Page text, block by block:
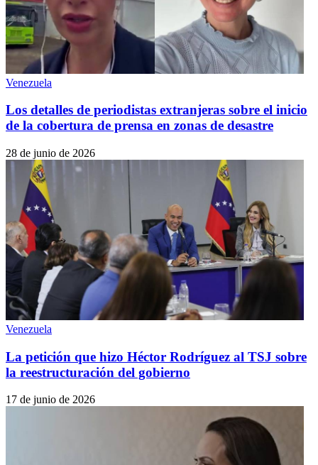
Venezuela
Los detalles de periodistas extranjeras sobre el inicio
de la cobertura de prensa en zonas de desastre
28 de junio de 2026
Venezuela
La petición que hizo Héctor Rodríguez al TSJ sobre
la reestructuración del gobierno
17 de junio de 2026